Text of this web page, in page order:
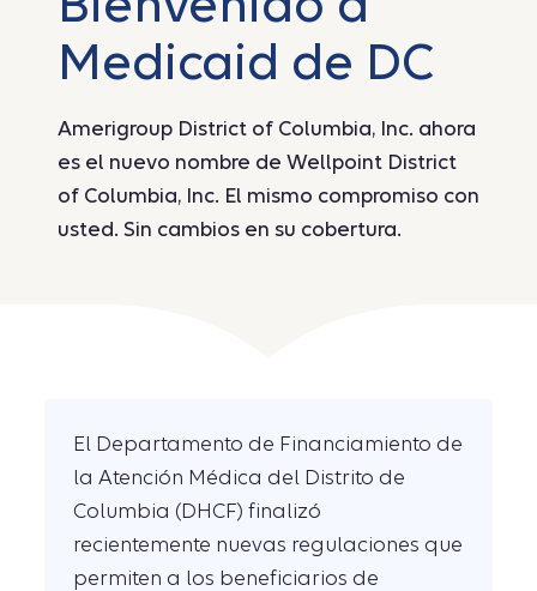
Medicaid de DC
Amerigroup District of Columbia, Inc. ahora
es el nuevo nombre de Wellpoint District
of Columbia, Inc. El mismo compromiso con
usted. Sin cambios en su cobertura.
El Departamento de Financiamiento de
la Atención Médica del Distrito de
Columbia (DHCF) finalizó
recientemente nuevas regulaciones que
permiten a los beneficiarios de